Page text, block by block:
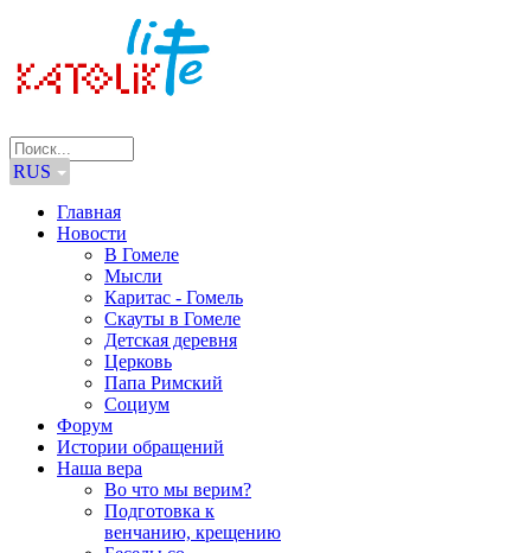
RUS
Главная
Новости
В Гомеле
Мысли
Каритас - Гомель
Скауты в Гомеле
Детская деревня
Церковь
Папа Римский
Социум
Форум
Истории обращений
Наша вера
Во что мы верим?
Подготовка к
венчанию, крещению